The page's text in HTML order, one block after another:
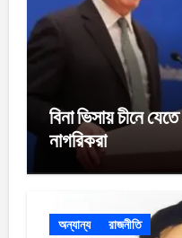
বিনা ভিসায় চীনে
নাগরিকরা
অন্যান্য রাজনীতি